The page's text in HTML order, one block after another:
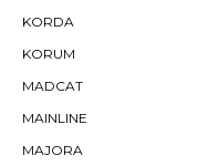
KORDA
KORUM
MADCAT
MAINLINE
MAJORA